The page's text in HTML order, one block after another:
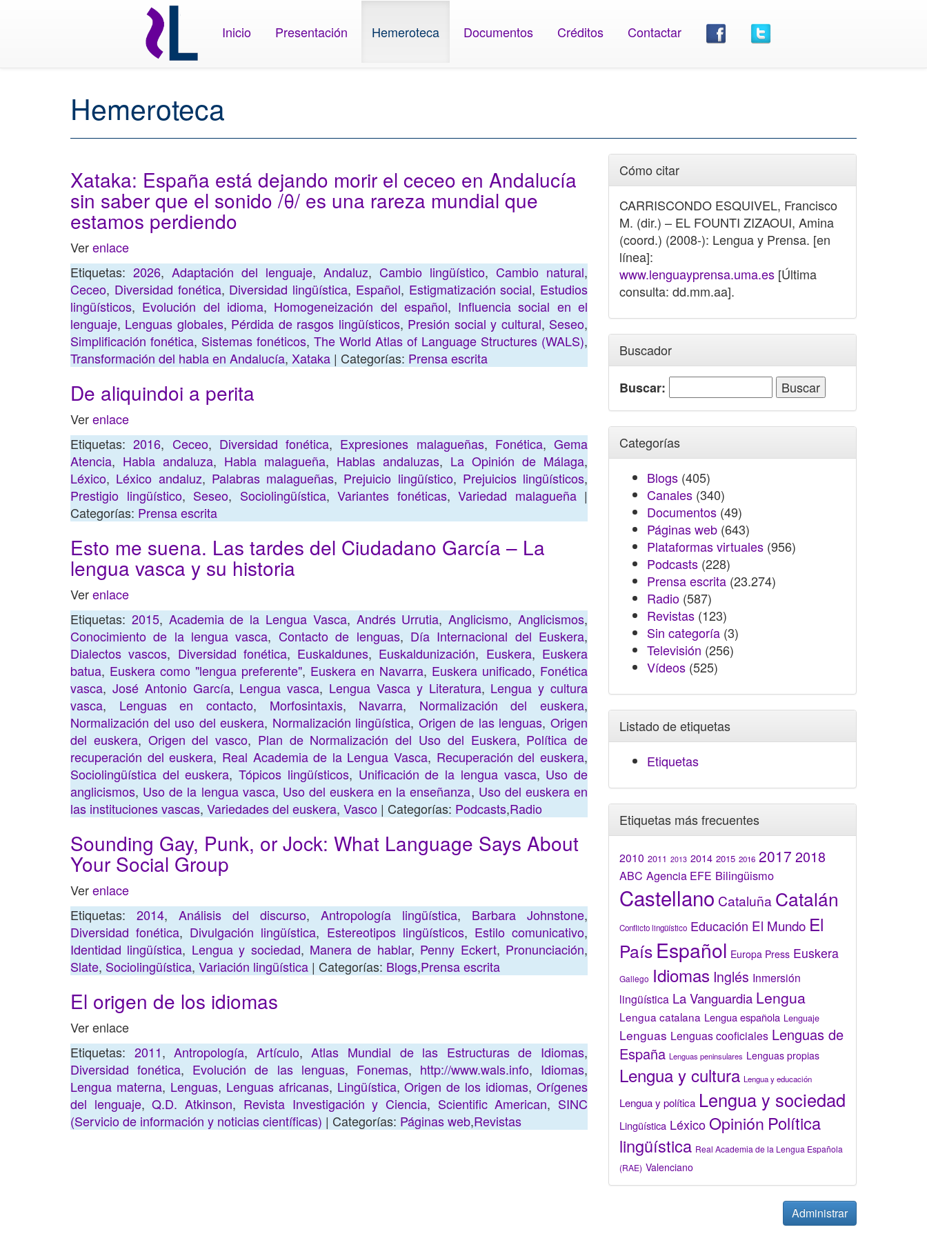
Inicio Presentación Hemeroteca Documentos Créditos Contactar
Hemeroteca
Xataka: España está dejando morir el ceceo en Andalucía
sin saber que el sonido /θ/ es una rareza mundial que
estamos perdiendo
Verenlace
Etiquetas: 2026, Adaptación del lenguaje, Andaluz, Cambio lingüístico, Cambio natural,
Ceceo, Diversidad fonética, Diversidad lingüística, Español, Estigmatización social, Estudios
lingüísticos, Evolución del idioma, Homogeneización del español, Influencia social en el
lenguaje, Lenguas globales, Pérdida de rasgos lingüísticos, Presión social y cultural, Seseo,
Simplificación fonética, Sistemas fonéticos, The World Atlas of Language Structures (WALS),
Transformación del habla en Andalucía, Xataka | Categorías: Prensa escrita
De aliquindoi a perita
Verenlace
Etiquetas:2016, Ceceo, Diversidad fonética, Expresiones malagueñas, Fonética, Gema
Atencia, Habla andaluza, Habla malagueña, Hablas andaluzas, La Opinión de Málaga,
Léxico, Léxico andaluz, Palabras malagueñas, Prejuicio lingüístico, Prejuicios lingüísticos,
Prestigio lingüístico, Seseo, Sociolingüística, Variantes fonéticas, Variedad malagueña|
Categorías: Prensa escrita
Esto me suena. Las tardes del Ciudadano García – La
lengua vasca y su historia
Verenlace
Etiquetas: 2015, Academia de la Lengua Vasca, Andrés Urrutia,Anglicismo,Anglicismos,
Conocimiento de la lengua vasca, Contacto de lenguas, Día Internacional del Euskera,
Dialectos vascos, Diversidad fonética, Euskaldunes, Euskaldunización, Euskera, Euskera
batua, Euskera como "lengua preferente", Euskera en Navarra, Euskera unificado, Fonética
vasca, José Antonio García, Lengua vasca, Lengua Vasca y Literatura, Lengua y cultura
vasca, Lenguas en contacto, Morfosintaxis, Navarra, Normalización del euskera,
Normalización del uso del euskera, Normalización lingüística, Origen de las lenguas,Origen
del euskera, Origen del vasco, Plan de Normalización del Uso del Euskera, Política de
recuperación del euskera, Real Academia de la Lengua Vasca, Recuperación del euskera,
Sociolingüística del euskera,Tópicos lingüísticos, Unificación de la lengua vasca, Uso de
anglicismos, Uso de la lengua vasca, Uso del euskera en la enseñanza, Uso del euskera en
las instituciones vascas, Variedades del euskera, Vasco | Categorías: Podcasts,Radio
Sounding Gay, Punk, or Jock: What Language Says About
Your Social Group
Verenlace
Etiquetas: 2014, Análisis del discurso, Antropología lingüística, Barbara Johnstone,
Diversidad fonética, Divulgación lingüística, Estereotipos lingüísticos, Estilo comunicativo,
Identidad lingüística, Lengua y sociedad, Manera de hablar, Penny Eckert, Pronunciación,
Slate, Sociolingüística, Variación lingüística | Categorías: Blogs,Prensa escrita
El origen de los idiomas
Ver enlace
Etiquetas: 2011,Antropología, Artículo,Atlas Mundial de las Estructuras de Idiomas,
Diversidad fonética, Evolución de las lenguas, Fonemas, http://www.wals.info, Idiomas,
Lengua materna, Lenguas, Lenguas africanas, Lingüística,Origen de los idiomas,Orígenes
del lenguaje,Q.D. Atkinson, Revista Investigación y Ciencia, Scientific American, SINC
(Servicio de información y noticias científicas) | Categorías: Páginas web,Revistas
Cómo citar
CARRISCONDO ESQUIVEL, Francisco
M. (dir.) – EL FOUNTI ZIZAOUI, Amina
(coord.) (2008-): Lengua y Prensa. [en
línea]:
www.lenguayprensa.uma.es [Última
consulta: dd.mm.aa].
Buscador
Buscar:
Categorías
Blogs (405)
Canales (340)
Documentos (49)
Páginas web (643)
Plataformas virtuales (956)
Podcasts (228)
Prensa escrita (23.274)
Radio (587)
Revistas (123)
Sin categoría (3)
Televisión (256)
Vídeos (525)
Listado de etiquetas
Etiquetas
Etiquetas más frecuentes
2010 2011 2013 2014 2015 2016 2017 2018
ABC Agencia EFE Bilingüismo
Castellano Cataluña Catalán
Conflicto lingüístico Educación El Mundo El
País Español Europa Press Euskera
Gallego Idiomas Inglés Inmersión
lingüística La Vanguardia Lengua
Lengua catalana Lengua española Lenguaje
Lenguas Lenguas cooficiales Lenguas de
España Lenguas peninsulares Lenguas propias
Lengua y cultura Lengua y educación
Lengua y política Lengua y sociedad
Lingüística LéxicoOpinión Política
lingüística Real Academia de la Lengua Española
(RAE) Valenciano
Administrar